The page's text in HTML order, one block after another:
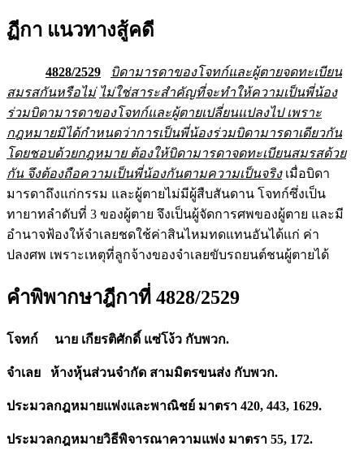
ฏีกา แนวทางสู้คดี
4828/2529
บิดามารดาของโจทก์และผู้ตายจดทะเบียน
สมรสกันหรือไม่ ไม่ใช่สาระสำคัญที่จะทำให้ความเป็นพี่น้อง
ร่วมบิดามารดาของโจทก์และผู้ตายเปลี่ยนแปลงไปเพราะ
กฎหมายมิได้กำหนดว่าการเป็นพี่น้องร่วมบิดามารดาเดียวกัน
โดยชอบด้วยกฎหมาย ต้องให้บิดามารดาจดทะเบียนสมรสด้วย
กัน จึงต้องถือความเป็นพี่น้องกันตามความเป็นจริงเมื่อบิดา
มารดาถึงแก่กรรม และผู้ตายไม่มีผู้สืบสันดาน โจทก์ซึ่งเป็น
ทายาทลำดับที่ 3 ของผู้ตาย จึงเป็นผู้จัดการศพของผู้ตาย และมี
อำนาจฟ้องให้จำเลยชดใช้ค่าสินไหมทดแทนอันได้แก่ ค่า
ปลงศพ เพราะเหตุที่ลูกจ้างของจำเลยขับรถยนต์ชนผู้ตายได้
คำพิพากษาฎีกาที่ 4828/2529
โจทก์ นาย เกียรติศักดิ์ แซ่โง้ว กับพวก.
จำเลย ห้างหุ้นส่วนจำกัด สามมิตรขนส่ง กับพวก.
ประมวลกฎหมายแพ่งและพาณิชย์ มาตรา 420, 443, 1629.
ประมวลกฎหมายวิธีพิจารณาความแพ่ง มาตรา 55, 172.